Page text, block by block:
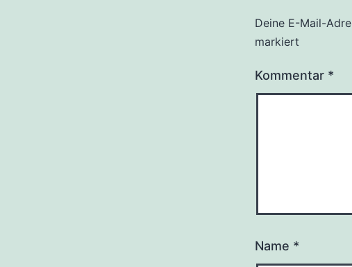
Deine E-Mail-
markiert
Kommentar *
Name *